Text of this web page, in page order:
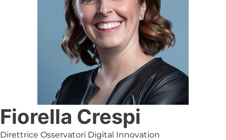
Fiorella Crespi
Direttrice Osservatori Digital Innovation